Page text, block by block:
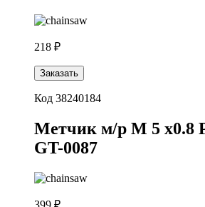
218 ₽
Заказать
Код 38240184
Метчик м/р М 5 х0.8
GT-0087
399 ₽